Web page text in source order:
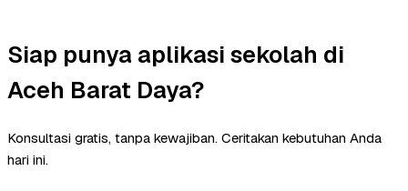
Siap punya aplikasi sekolah di
Aceh Barat Daya?
Konsultasi gratis, tanpa kewajiban. Ceritakan kebutuhan Anda
hari ini.